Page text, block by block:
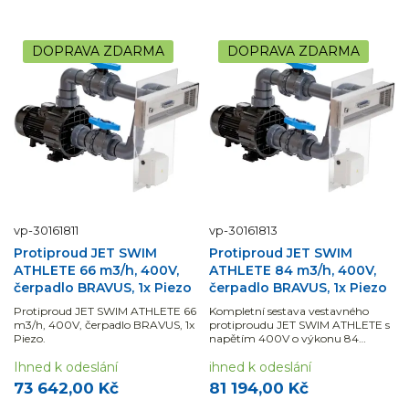
DOPRAVA ZDARMA
vp-30161811
Protiproud JET SWIM
ATHLETE 66 m3/h, 400V,
čerpadlo BRAVUS, 1x Piezo
Protiproud JET SWIM ATHLETE 66
m3/h, 400V, čerpadlo BRAVUS, 1x
Piezo.
73 642,00 Kč
Ihned k odeslání
DOPRAVA ZDARMA
vp-30161813
Protiproud JET SWIM
ATHLETE 84 m3/h, 400V,
čerpadlo BRAVUS, 1x Piezo
Kompletní sestava vestavného
protiproudu JET SWIM ATHLETE s
napětím 400V o výkonu 84
všechny typy bazénů.
81 194,00 Kč
ihned k odeslání